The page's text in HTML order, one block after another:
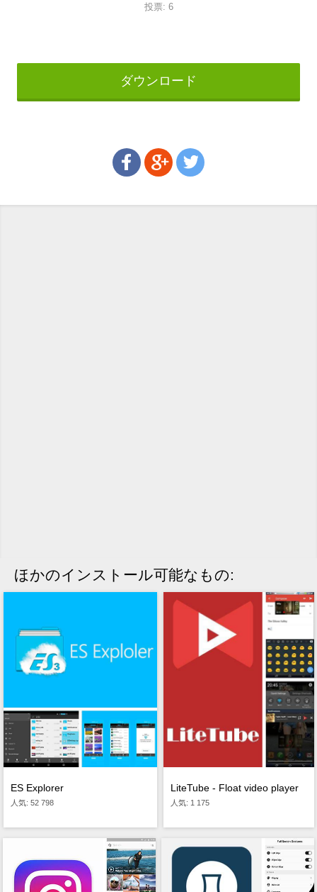
投票: 6
ダウンロード
ほかのインストール可能なもの:
ES Explorer
人気: 52 798
LiteTube - Float video player
人気: 1 175